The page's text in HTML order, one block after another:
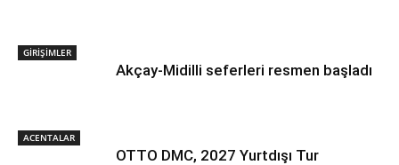
GİRİŞİMLER
Akçay-Midilli seferleri resmen başladı
ACENTALAR
OTTO DMC, 2027 Yurtdışı Tur